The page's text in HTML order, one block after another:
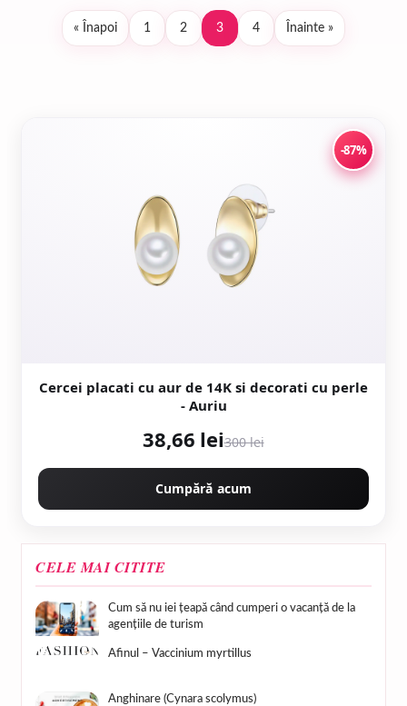
Paginație
« Înapoi 1 2 3 4 Înainte »
-87%
Cercei placati cu aur de 14K si decorati cu perle
- Auriu
38,66 lei300 lei
Cumpără acum
CELE MAI CITITE
Cum să nu iei țeapă când cumperi o vacanță de la
agențiile de turism
Afinul – Vaccinium myrtillus
Anghinare (Cynara scolymus)